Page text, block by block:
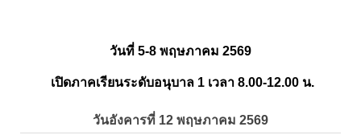
วันที่ 5-8 พฤษภาคม 2569
เปิดภาคเรียนระดับอนุบาล 1 เวลา 8.00-12.00 น.
วันอังคารที่ 12 พฤษภาคม 2569